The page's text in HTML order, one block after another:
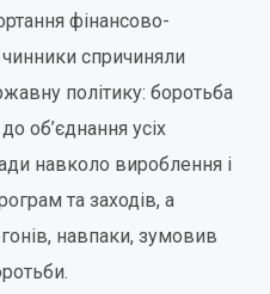
фінансово-
спричиняли
політику: боротьба
об’єднання усіх
навколо вироблення і
та заходів, а
навпаки, зумовив